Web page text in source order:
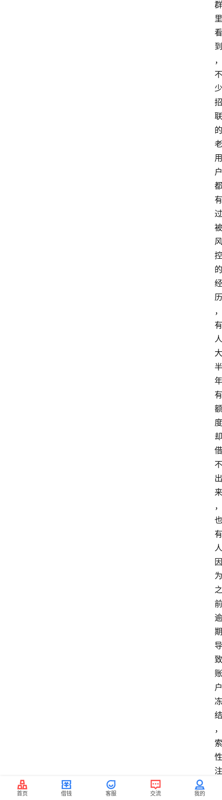
群
里
看
到
，
不
少
招
联
的
老
用
户
都
有
过
被
风
控
的
经
历
，
有
人
大
半
年
有
额
度
却
借
不
出
来
，
也
有
人
因
为
之
前
逾
期
导
致
账
户
冻
结
，
索
性
注
首页 借钱 客服 交流 我的